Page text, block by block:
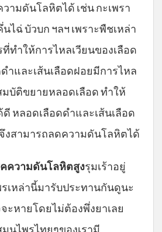
ามดันโลหิตได้ เช่น กะเพรา
ไฉ่ บัวบก ฯลฯ เพราะพืชเหล่า
ทำให้การไหลเวียนของเลือด
ำและเส้นเลือดฝอยมีการไหล
บัติขยายหลอดเลือด ทำให้
ดี หลอดเลือดดำและเส้นเลือด
งสามารถลดความดันโลหิตได้
ความดันโลหิตสูงรุมเร้าอยู่
เหล่านี้มารับประทานกันดูนะ
ะหายโดยไม่ต้องพึ่งยาเลย
นไพรไทยๆของเรามี